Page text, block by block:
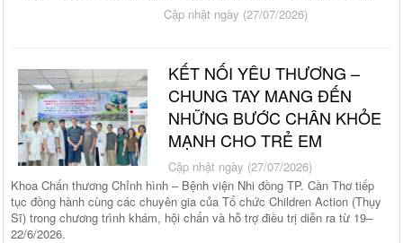
Cập nhật ngày (27/07/2026)
KẾT NỐI YÊU THƯƠNG –
CHUNG TAY MANG ĐẾN
NHỮNG BƯỚC CHÂN KHỎE
MẠNH CHO TRẺ EM
Cập nhật ngày (27/07/2026)
Khoa Chấn thương Chỉnh hình – Bệnh viện Nhi đồng TP. Cần Thơ tiếp
tục đồng hành cùng các chuyên gia của Tổ chức Children Action (Thụy
Sĩ) trong chương trình khám, hội chẩn và hỗ trợ điều trị diễn ra từ 19–
22/6/2026.